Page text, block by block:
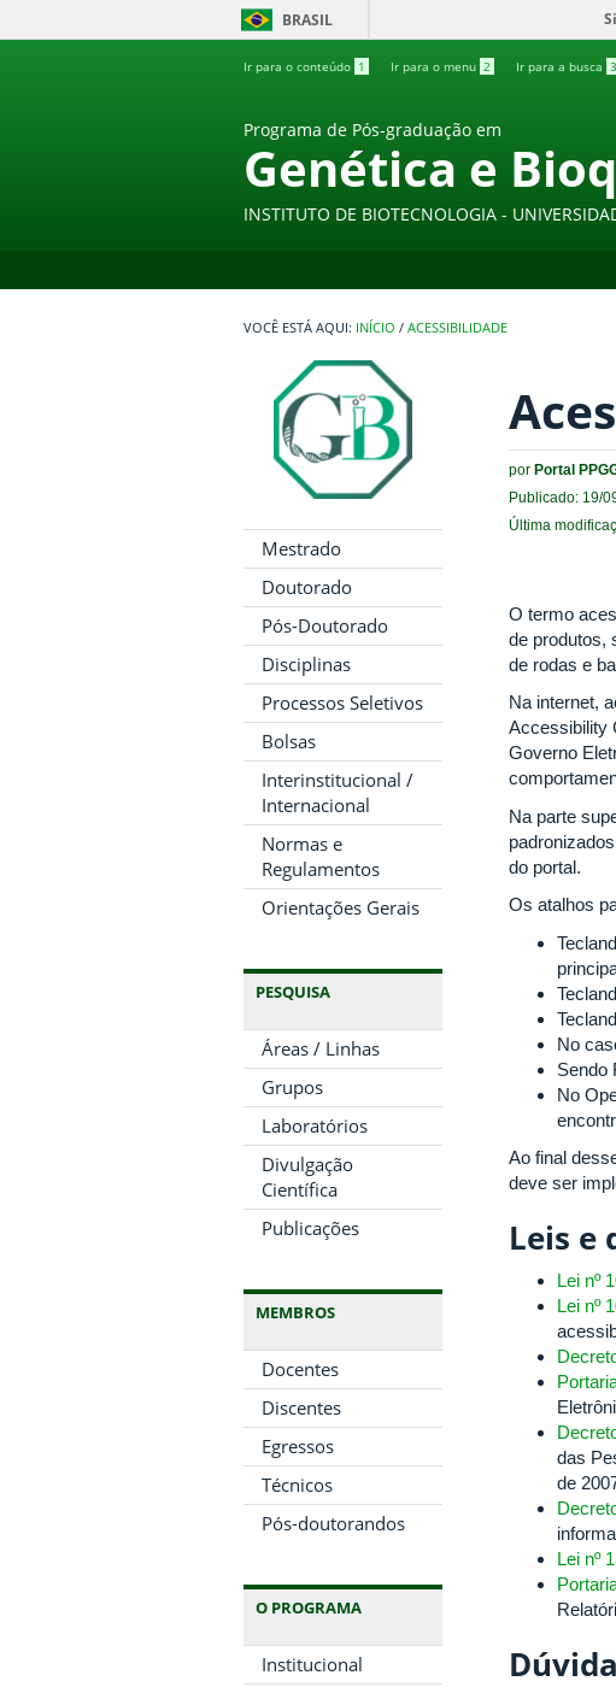
BRASIL
Ir para o conteúdo 1 Ir para o menu 2 Ir para a busca 3
Programa de Pós-graduação em
Genética e
INSTITUTO DE BIOTECNOLOGIA -
INÍCIO / ACESSIBILIDADE
Mestrado
Doutorado
Pós-Doutorado
Disciplinas
Processos Seletivos
Bolsas
Interinstitucional /
Internacional
Normas e
Regulamentos
Orientações Gerais
PESQUISA
Áreas / Linhas
Grupos
Laboratórios
Divulgação
Científica
Publicações
MEMBROS
Docentes
Discentes
Egressos
Técnicos
Pós-doutorandos
O PROGRAMA
Institucional
por Portal
Publicado: 19/
Última
O termo
de produtos,
de rodas e
Na internet,
Accessibility
Governo
Na parte
do portal.
Os atalhos
No
Sendo
No
Ao final
deve ser
Leis e
Lei nº
Lei nº
das
de
Lei nº